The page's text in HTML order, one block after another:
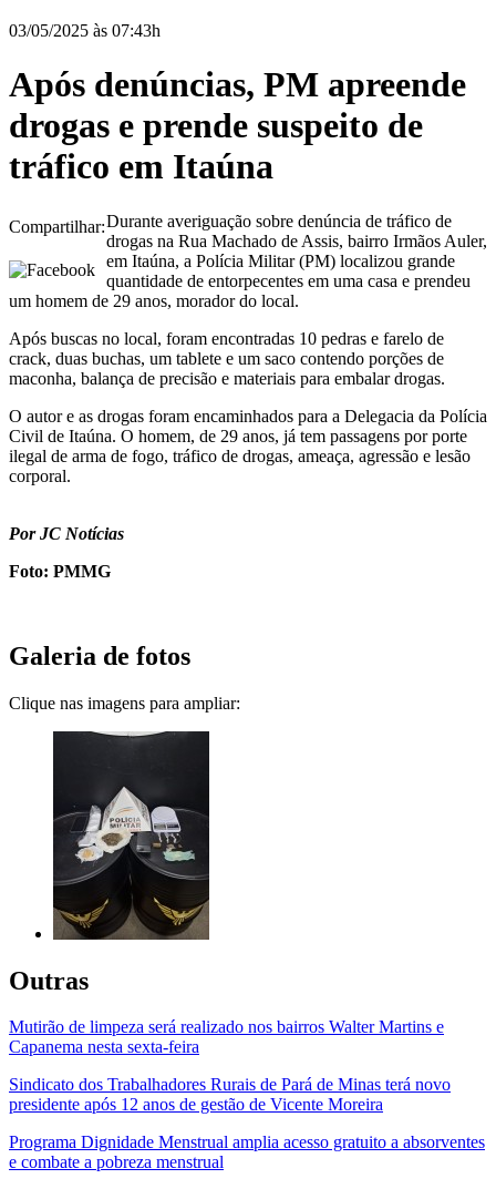
03/05/2025 às 07:43h
Após denúncias, PM apreende
drogas e prende suspeito de
tráfico em Itaúna
Compartilhar:Durante averiguação sobre denúncia de tráfico de
drogas na Rua Machado de Assis, bairro Irmãos Auler,
em Itaúna, a Polícia Militar (PM) localizou grande
quantidade de entorpecentes em uma casa e prendeu
um homem de 29 anos, morador do local.
Após buscas no local, foram encontradas 10 pedras e farelo de
crack, duas buchas, um tablete e um saco contendo porções de
maconha, balança de precisão e materiais para embalar drogas.
O autor e as drogas foram encaminhados para a Delegacia da Polícia
Civil de Itaúna. O homem, de 29 anos, já tem passagens por porte
ilegal de arma de fogo, tráfico de drogas, ameaça, agressão e lesão
corporal.
Por JC Notícias
Foto: PMMG
Galeria de fotos
Clique nas imagens para ampliar:
Outras
Mutirão de limpeza será realizado nos bairros Walter Martins e
Capanema nesta sexta-feira
Sindicato dos Trabalhadores Rurais de Pará de Minas terá novo
presidente após 12 anos de gestão de Vicente Moreira
Programa Dignidade Menstrual amplia acesso gratuito a absorventes
e combate a pobreza menstrual